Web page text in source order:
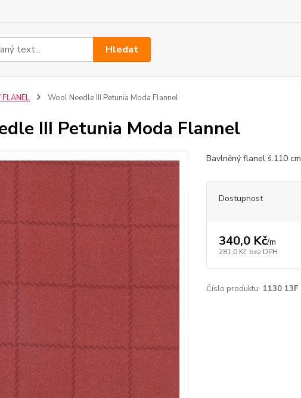
Hledat
Wool Needle III Petunia Moda Flannel
III Petunia Moda Flannel
Bavlněný flanel š.110 cm
Dostupnost
340,0 Kč/m
281,0 Kč bez DPH
Číslo produktu: 1130 13F